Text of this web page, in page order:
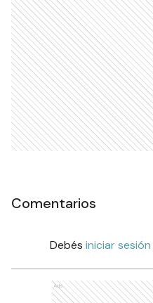
Comentarios
Debés iniciar sesión
Ads